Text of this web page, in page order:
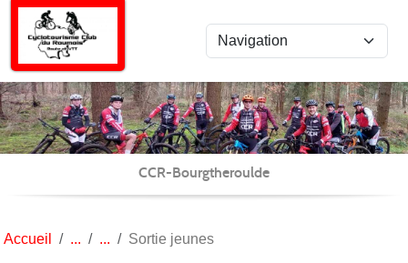
CCR-Bourgtheroulde
Accueil Sortie jeunes
Panneau de gestion des cookies